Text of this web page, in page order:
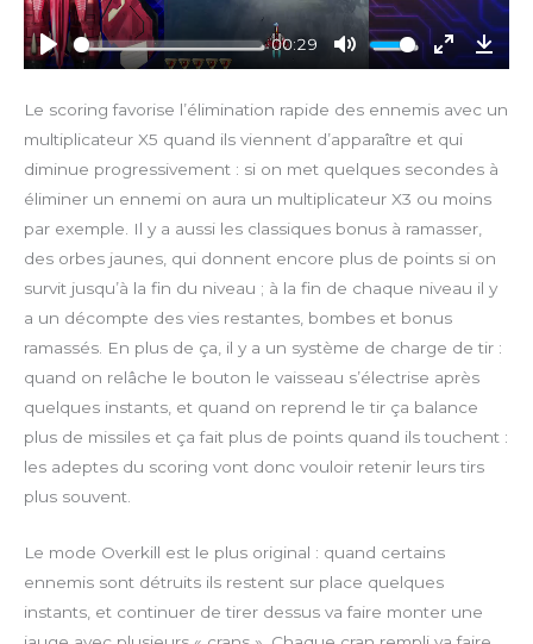
P
y
00:29
M
e
E
e
r
f
u
l
l
s
c
D
o
d
a
y
Le scoring favorise l’élimination rapide des ennemis avec un
multiplicateur X5 quand ils viennent d’apparaître et qui
diminue progressivement : si on met quelques secondes à
éliminer un ennemi on aura un multiplicateur X3 ou moins
par exemple. Il y a aussi les classiques bonus à ramasser,
des orbes jaunes, qui donnent encore plus de points si on
survit jusqu’à la fin du niveau ; à la fin de chaque niveau il y
a un décompte des vies restantes, bombes et bonus
ramassés. En plus de ça, il y a un système de charge de tir :
quand on relâche le bouton le vaisseau s’électrise après
quelques instants, et quand on reprend le tir ça balance
plus de missiles et ça fait plus de points quand ils touchent :
les adeptes du scoring vont donc vouloir retenir leurs tirs
plus souvent.
Le mode Overkill est le plus original : quand certains
ennemis sont détruits ils restent sur place quelques
instants, et continuer de tirer dessus va faire monter une